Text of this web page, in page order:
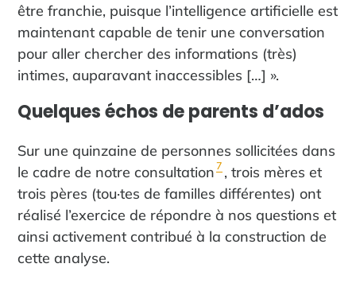
être franchie, puisque l’intelligence artificielle est
maintenant capable de tenir une conversation
pour aller chercher des informations (très)
intimes, auparavant inaccessibles […] ».
Quelques échos de parents d’ados
Sur une quinzaine de personnes sollicitées dans
le cadre de notre consultation 7 , trois mères et
trois pères (tou·tes de familles différentes) ont
réalisé l’exercice de répondre à nos questions et
ainsi activement contribué à la construction de
cette analyse.